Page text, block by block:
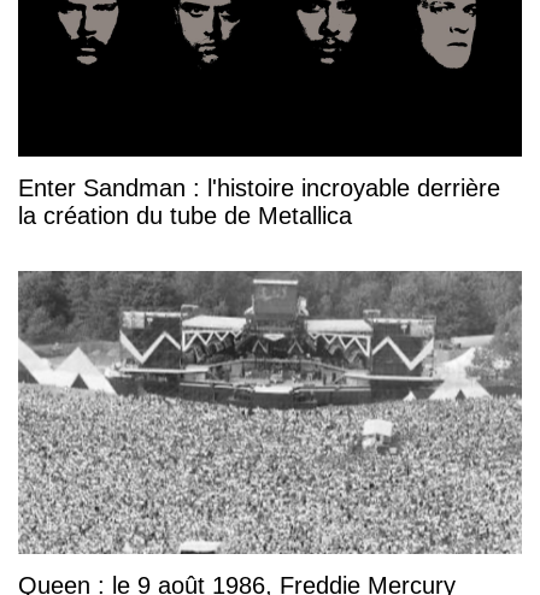
Enter Sandman : l'histoire incroyable derrière
la création du tube de Metallica
Queen : le 9 août 1986, Freddie Mercury